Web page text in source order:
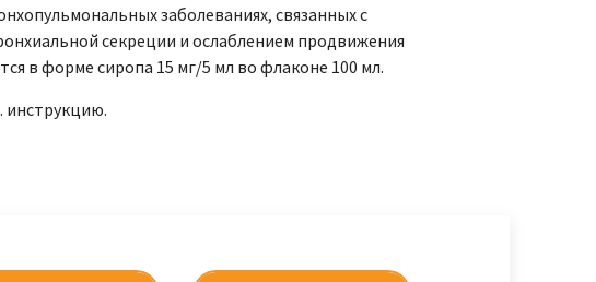
заболеваниях, связанных с
секреции и ослаблением продвижения
в форме сиропа 15 мг/5 мл во флаконе 100 мл.
инструкцию.